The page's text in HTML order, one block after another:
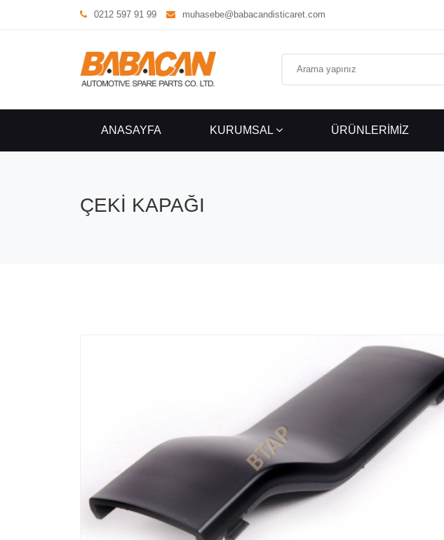
0212 597 91 99 muhasebe@babacandisticaret.com
ANASAYFA KURUMSAL ÜRÜNLERİMİZ
ÇEKİ KAPAĞI